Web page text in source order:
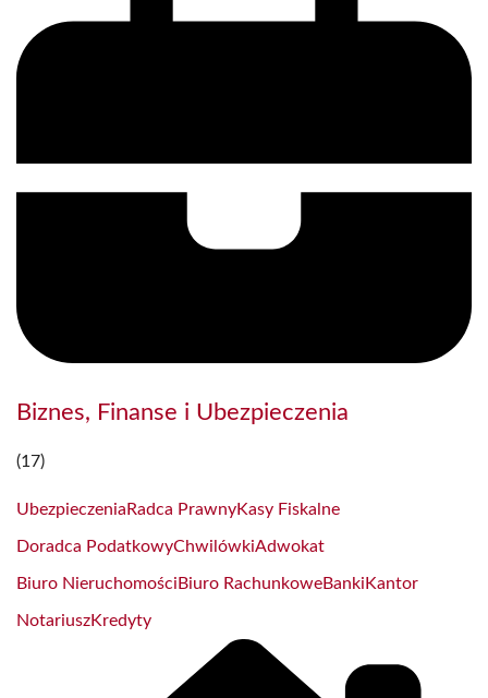
Biznes, Finanse i Ubezpieczenia
(17)
Ubezpieczenia Radca PrawnyKasy Fiskalne
Doradca PodatkowyChwilówkiAdwokat
Biuro Nieruchomości Biuro RachunkoweBanki Kantor
NotariuszKredyty